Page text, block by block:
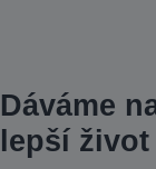
Dáváme
lepší život